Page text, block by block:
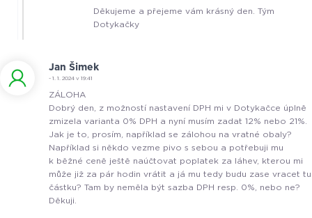
Děkujeme a přejeme vám krásný den. Tým
Dotykačky
Jan Šimek
- 1. 1. 2024 v 19:41
ZÁLOHA
Dobrý den, z možností nastavení DPH mi v Dotykačce úplně
zmizela varianta 0% DPH a nyní musím zadat 12% nebo 21%.
Jak je to, prosím, například se zálohou na vratné obaly?
Například si někdo vezme pivo s sebou a potřebuji mu
k běžné ceně ještě naúčtovat poplatek za láhev, kterou mi
může již za pár hodin vrátit a já mu tedy budu zase vracet tu
částku? Tam by neměla být sazba DPH resp. 0%, nebo ne?
Děkuji.